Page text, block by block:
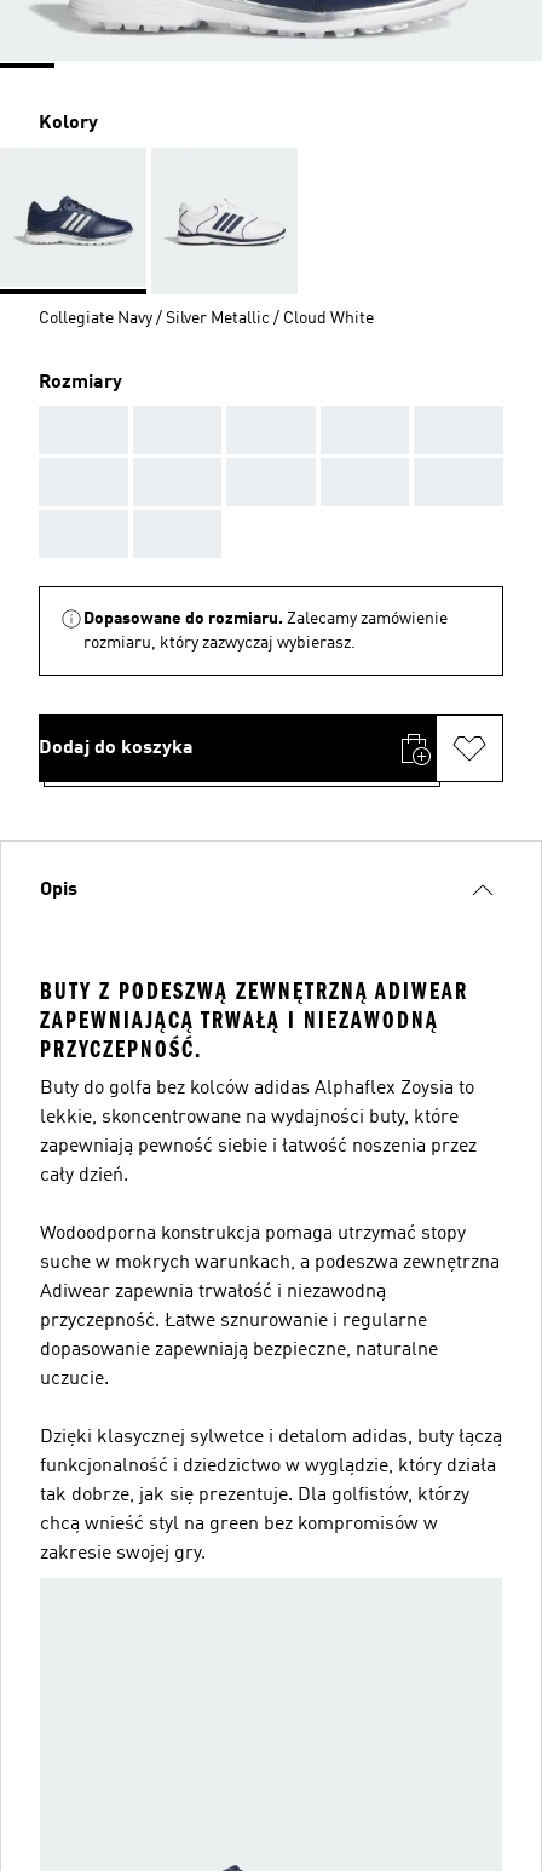
Kolory
Collegiate Navy / Silver Metallic / Cloud White
Rozmiary
Dopasowane do rozmiaru. Zalecamy zamówienie
rozmiaru, który zazwyczaj wybierasz.
Dodaj do koszyka
Opis
BUTY Z PODESZWĄ ZEWNĘTRZNĄ ADIWEAR
ZAPEWNIAJĄCĄ TRWAŁĄ I NIEZAWODNĄ
PRZYCZEPNOŚĆ.
Buty do golfa bez kolców adidas Alphaflex Zoysia to
lekkie, skoncentrowane na wydajności buty, które
zapewniają pewność siebie i łatwość noszenia przez
cały dzień.
Wodoodporna konstrukcja pomaga utrzymać stopy
suche w mokrych warunkach, a podeszwa zewnętrzna
Adiwear zapewnia trwałość i niezawodną
przyczepność. Łatwe sznurowanie i regularne
dopasowanie zapewniają bezpieczne, naturalne
uczucie.
Dzięki klasycznej sylwetce i detalom adidas, buty łączą
funkcjonalność i dziedzictwo w wyglądzie, który działa
tak dobrze, jak się prezentuje. Dla golfistów, którzy
chcą wnieść styl na green bez kompromisów w
zakresie swojej gry.